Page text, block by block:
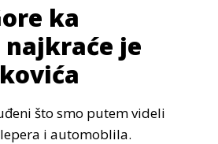
ka
je
što smo putem videli
i automoblila.